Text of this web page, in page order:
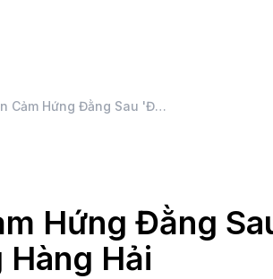
Câu Chuyện Truyền Cảm Hứng Đằng Sau 'Đường Plimsoll' Trong Hàng Hải
Hứng Đằng
Hải